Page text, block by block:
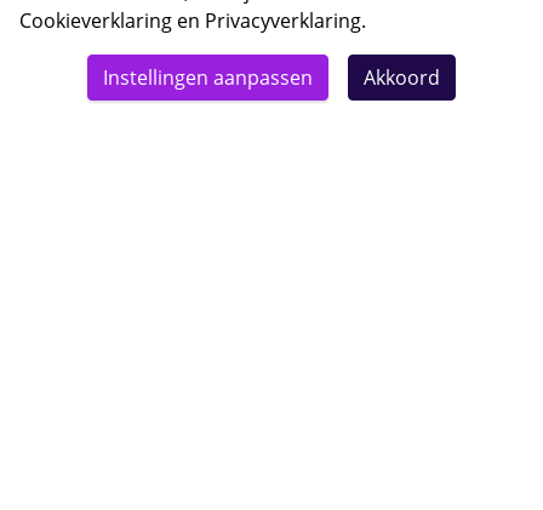
© 2026 Bebsy.nl
Cookieverklaring en Privacyverklaring.
Instellingen aanpassen Akkoord